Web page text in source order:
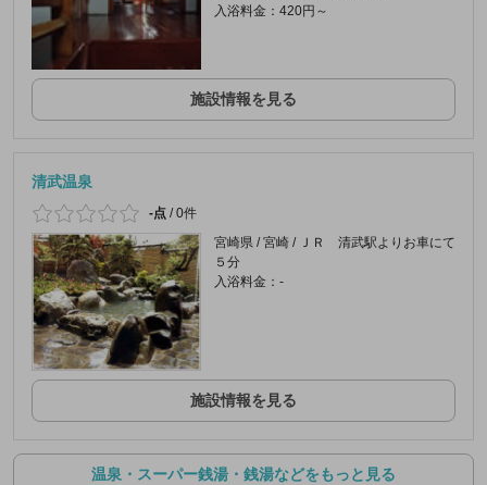
入浴料金：420円～
施設情報を見る
清武温泉
-点 /0件
宮崎県 / 宮崎 / ＪＲ 清武駅よりお車にて
５分
入浴料金：-
施設情報を見る
温泉・スーパー銭湯・銭湯などをもっと見る